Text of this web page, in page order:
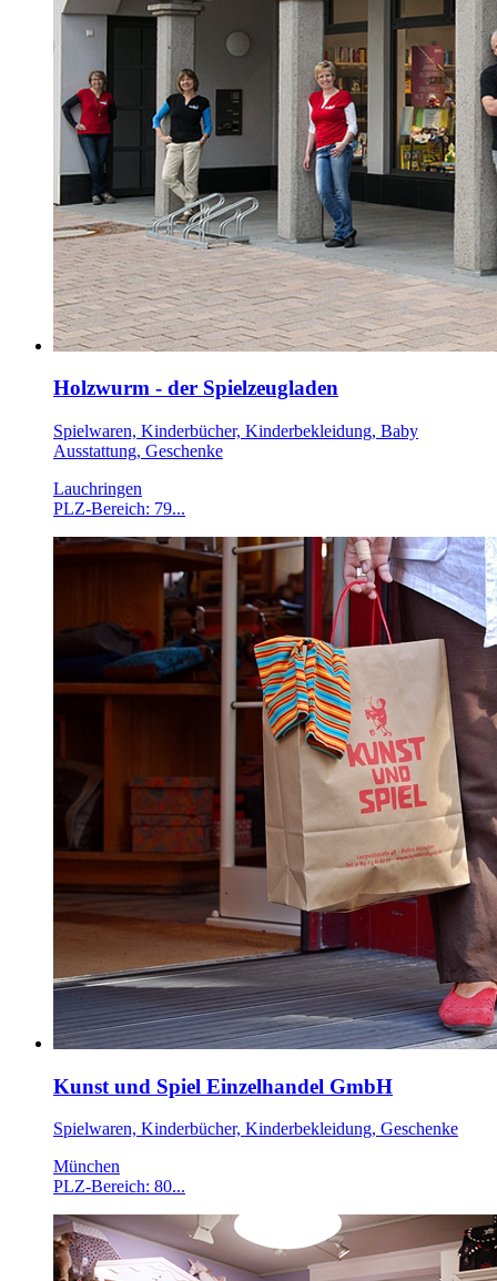
Holzwurm - der Spielzeugladen
Spielwaren, Kinderbücher, Kinderbekleidung, Baby
Ausstattung, Geschenke
Lauchringen
PLZ-Bereich: 79...
Kunst und Spiel Einzelhandel GmbH
Spielwaren, Kinderbücher, Kinderbekleidung, Geschenke
München
PLZ-Bereich: 80...